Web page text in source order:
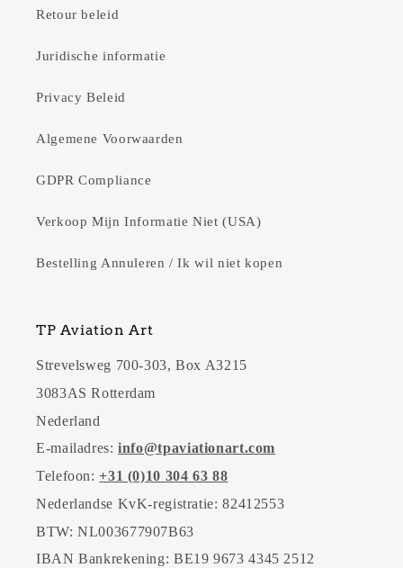
Retour beleid
Juridische informatie
Privacy Beleid
Algemene Voorwaarden
GDPR Compliance
Verkoop Mijn Informatie Niet (USA)
Bestelling Annuleren / Ik wil niet kopen
TP Aviation Art
Strevelsweg 700-303, Box A3215
3083AS Rotterdam
Nederland
E-mailadres: info@tpaviationart.com
Telefoon:+31 (0)10 304 63 88
Nederlandse KvK-registratie: 82412553
BTW: NL003677907B63
IBAN Bankrekening: BE19 9673 4345 2512